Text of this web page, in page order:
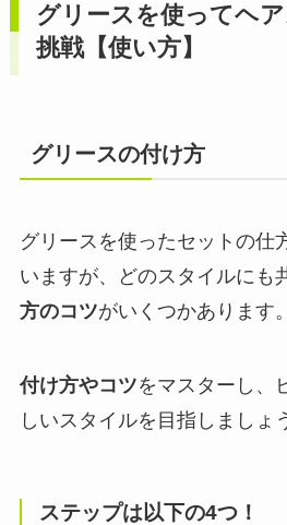
グリースを使ってヘ
挑戦【使い方】
グリースの付け方
グリースを使ったセットの仕
いますが、どのスタイルにも
方のコツがいくつかあります。
付け方やコツをマスターし、
しいスタイルを目指しましょ
ステップは以下の4つ！